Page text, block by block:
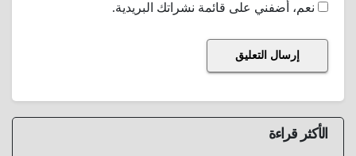
نعم، أضفني على قائمة نشراتك البريدية.
الأكثر قراءة